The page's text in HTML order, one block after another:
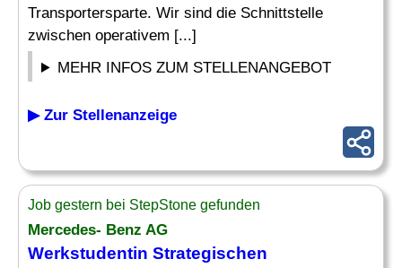
Transportersparte. Wir sind die Schnittstelle
zwischen operativem [...]
MEHR INFOS ZUM STELLENANGEBOT
▶ Zur Stellenanzeige
Job gestern bei StepStone gefunden
Mercedes- Benz AG
Werkstudentin Strategischen